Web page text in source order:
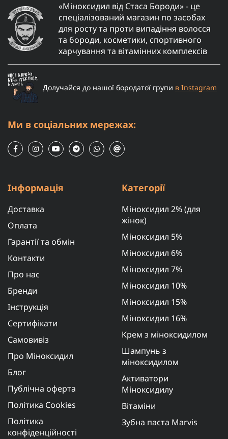
«Міноксидил від Стаса Бороди» - це
спеціалізований магазин по засобах
для росту та проти випадіння волосся
та бороди, косметики, спортивного
харчування та вітамінних комплексів
Долучайся до нашої бородатої групи в Instagram
Ми в соціальних мережах:
Інформація
Доставка
Оплата
Гарантії та обмін
Контакти
Про нас
Бренди
Інструкція
Сертифікати
Самовивіз
Про Міноксидил
Блог
Публічна оферта
Політика Cookies
Політика
конфіденційності
Категорії
Міноксидил 2% (для
жінок)
Міноксидил 5%
Міноксидил 6%
Міноксидил 7%
Міноксидил 10%
Міноксидил 15%
Міноксидил 16%
Крем з міноксидилом
Шампунь з
міноксидилом
Активатори
Міноксидилу
Вітаміни
Зубна паста Marvis